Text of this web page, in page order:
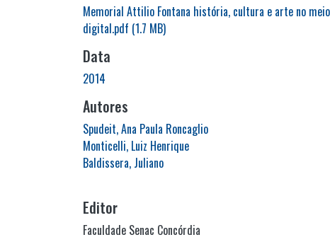
Memorial Attilio Fontana história, cultura e arte no meio
digital.pdf (1.7 MB)
Data
2014
Autores
Spudeit, Ana Paula Roncaglio
Monticelli, Luiz Henrique
Baldissera, Juliano
Editor
Faculdade Senac Concórdia